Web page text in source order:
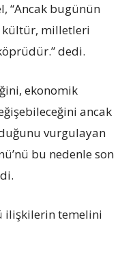
“Ancak bugünün
kültür, milletleri
dedi.
ekonomik
ancak
vurgulayan
bu nedenle son
ilişkilerin temelini